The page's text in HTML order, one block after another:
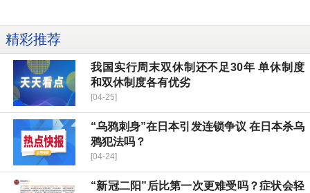
精彩推荐
我国实行周末双休制还不足30年 单休制度
和双休制度各有优劣
[04-25]
“乌鸦刺身”在日本引发连锁争议 在日本杀乌
鸦犯法吗？
[04-24]
“新冠二阳”后比第一次更难受吗？症状会轻